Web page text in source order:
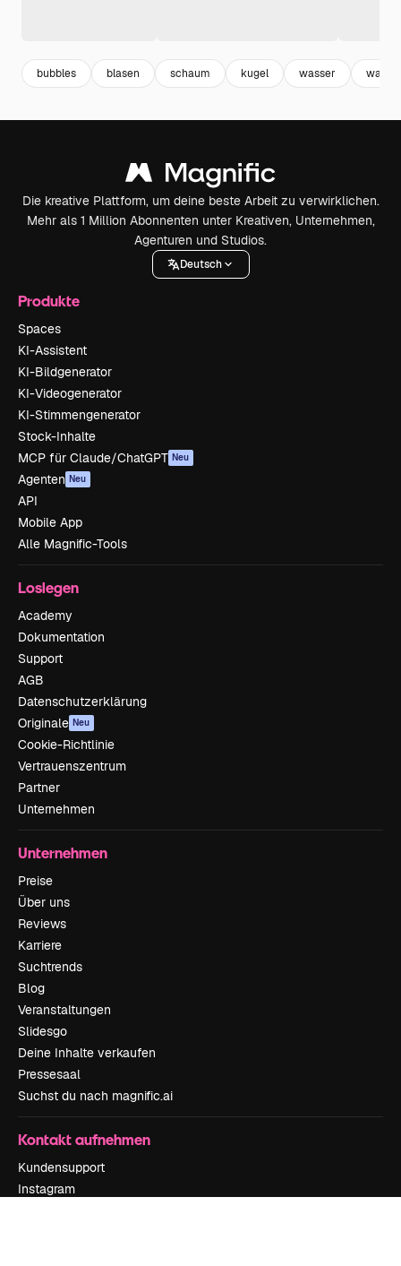
bubbles blasen schaum kugel wasser water
Die kreative Plattform, um deine beste Arbeit zu verwirklichen.
Mehr als 1 Million Abonnenten unter Kreativen, Unternehmen,
Agenturen und Studios.
Deutsch
Produkte
Spaces
KI-Assistent
KI-Bildgenerator
KI-Videogenerator
KI-Stimmengenerator
Stock-Inhalte
MCP für Claude/ChatGPT Neu
Agenten Neu
API
Mobile App
Alle Magnific-Tools
Loslegen
Academy
Dokumentation
Support
AGB
Datenschutzerklärung
Originale Neu
Cookie-Richtlinie
Vertrauenszentrum
Partner
Unternehmen
Unternehmen
Preise
Über uns
Reviews
Karriere
Suchtrends
Blog
Veranstaltungen
Slidesgo
Deine Inhalte verkaufen
Pressesaal
Suchst du nach magnific.ai
Kontakt aufnehmen
Kundensupport
Instagram